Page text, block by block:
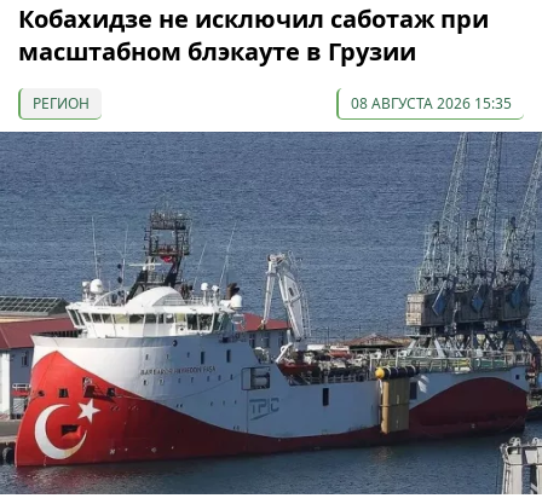
Кобахидзе не исключил саботаж при
масштабном блэкауте в Грузии
РЕГИОН 08 АВГУСТА 2026 15:35